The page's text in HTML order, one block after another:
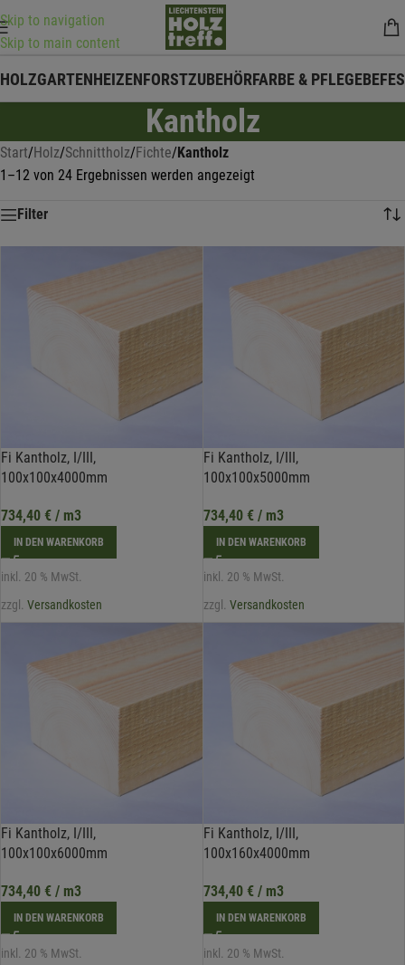
Skip to navigation
Skip to main content
HOLZGARTENHEIZENFORSTZUBEHÖRFARBE & PFLEGE
Kantholz
Start/Holz/Schnittholz/Fichte/Kantholz
1–12 von 24 Ergebnissen werden angezeigt
Filter
Fi Kantholz, I/III,
100x100x4000mm
734,40 € / m3
IN DEN WARENKORB
inkl. 20 % MwSt.
zzgl. Versandkosten
Fi Kantholz, I/III,
100x100x5000mm
734,40 €/ m3
IN DEN WARENKORB
inkl. 20 % MwSt.
zzgl. Versandkosten
Fi Kantholz, I/III,
100x100x6000mm
734,40 € / m3
IN DEN WARENKORB
inkl. 20 % MwSt.
Fi Kantholz, I/III,
100x160x4000mm
734,40 €/ m3
IN DEN WARENKORB
inkl. 20 % MwSt.